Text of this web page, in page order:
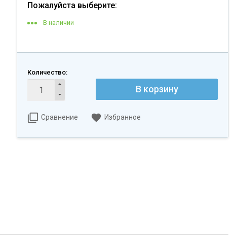
Пожалуйста выберите:
В наличии
Количество:
Сравнение Избранное